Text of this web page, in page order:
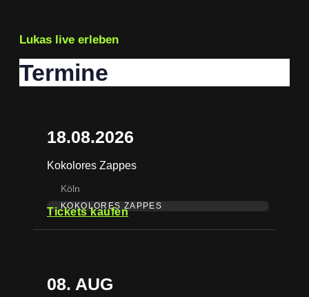
Lukas live erleben
Termine
18.08.2026
Kokolores Zappes
Köln
KOKOLORES ZAPPES
Tickets kaufen
08. AUG